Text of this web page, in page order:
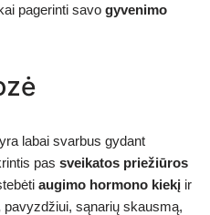
pagerinti savo gyvenimo
labai svarbus gydant
pas sveikatos priežiūros
augimo hormono kiekį ir
pavyzdžiui, sąnarių skausmą,